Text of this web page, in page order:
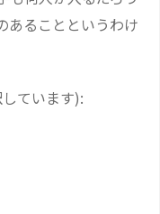
あることというわけ
ています):